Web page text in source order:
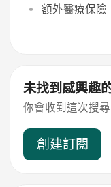
額外醫療保險
未找到感興趣
你會收到這次搜
創建訂閱